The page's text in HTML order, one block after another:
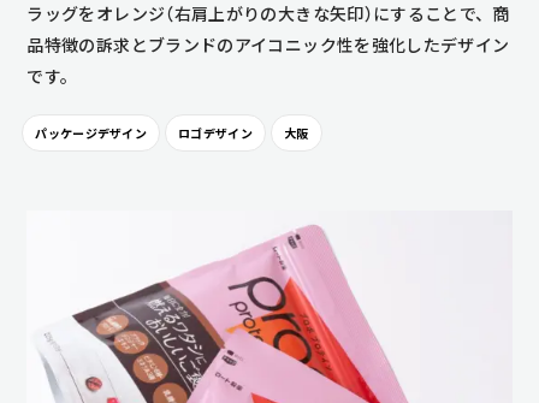
ラッグをオレンジ（右肩上がりの大きな矢印）にすることで、商
品特徴の訴求とブランドのアイコニック性を強化したデザイン
です。
パッケージデザイン ロゴデザイン 大阪